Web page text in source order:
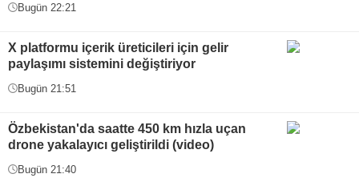
Bugün 22:21
X platformu içerik üreticileri için gelir
paylaşımı sistemini değiştiriyor
Bugün 21:51
Özbekistan'da saatte 450 km hızla uçan
drone yakalayıcı geliştirildi (video)
Bugün 21:40